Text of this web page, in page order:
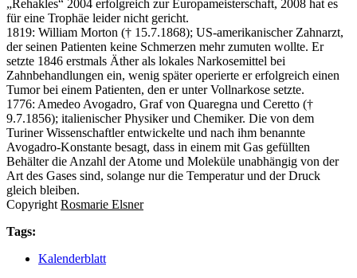
„Rehakles“ 2004 erfolgreich zur Europameisterschaft, 2008 hat es
für eine Trophäe leider nicht gericht.
1819: William Morton († 15.7.1868); US-amerikanischer Zahnarzt,
der seinen Patienten keine Schmerzen mehr zumuten wollte. Er
setzte 1846 erstmals Äther als lokales Narkosemittel bei
Zahnbehandlungen ein, wenig später operierte er erfolgreich einen
Tumor bei einem Patienten, den er unter Vollnarkose setzte.
1776: Amedeo Avogadro, Graf von Quaregna und Ceretto (†
9.7.1856); italienischer Physiker und Chemiker. Die von dem
Turiner Wissenschaftler entwickelte und nach ihm benannte
Avogadro-Konstante besagt, dass in einem mit Gas gefüllten
Behälter die Anzahl der Atome und Moleküle unabhängig von der
Art des Gases sind, solange nur die Temperatur und der Druck
gleich bleiben.
Copyright Rosmarie Elsner
Tags:
Kalenderblatt